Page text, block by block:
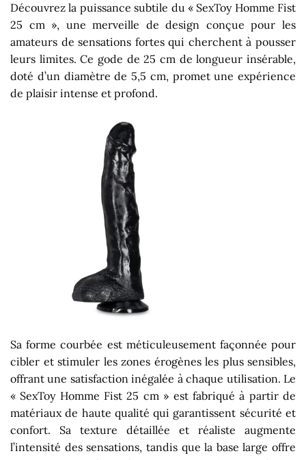
Découvrez la puissance subtile du « SexToy Homme Fist
25 cm », une merveille de design conçue pour les
amateurs de sensations fortes qui cherchent à pousser
leurs limites. Ce gode de 25 cm de longueur insérable,
doté d’un diamètre de 5,5 cm, promet une expérience
de plaisir intense et profond.
Sa forme courbée est méticuleusement façonnée pour
cibler et stimuler les zones érogènes les plus sensibles,
offrant une satisfaction inégalée à chaque utilisation. Le
« SexToy Homme Fist 25 cm » est fabriqué à partir de
matériaux de haute qualité qui garantissent sécurité et
confort. Sa texture détaillée et réaliste augmente
l’intensité des sensations, tandis que la base large offre